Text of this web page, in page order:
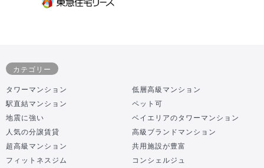
カテゴリー
タワーマンション
低層高級マンション
駅直結マンション
ペット可
地震に強い
ベイエリアのタワーマンション
人気の分譲賃貸
高級ブランドマンション
超高級マンション
共用施設が豊富
フィットネスジム
コンシェルジュ